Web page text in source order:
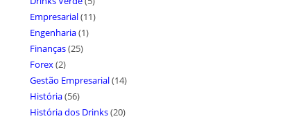
Empresarial(11)
Engenharia(1)
Finanças(25)
Forex(2)
Gestão Empresarial(14)
História(56)
História dos Drinks(20)